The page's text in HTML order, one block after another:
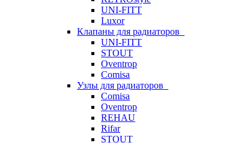
UNI-FITT
Luxor
Клапаны для радиаторов
UNI-FITT
STOUT
Oventrop
Comisa
Узлы для радиаторов
Comisa
Oventrop
REHAU
Rifar
STOUT